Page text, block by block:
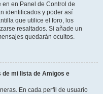
en Panel de Control de
identificados y poder así
que utilice el foro, los
resaltados. Si añade un
quedarán ocultos.
mi lista de Amigos e
En cada perfil de usuario